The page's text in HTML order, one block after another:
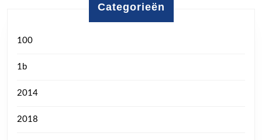
Categorieën
100
1b
2014
2018